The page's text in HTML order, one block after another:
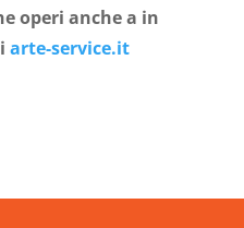
operi anche a in
arte-service.it